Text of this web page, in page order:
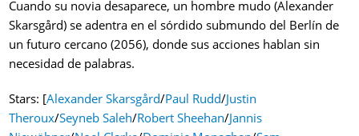
Cuando su novia desaparece, un hombre mudo (Alexander
Skarsgård) se adentra en el sórdido submundo del Berlín de
un futuro cercano (2056), donde sus acciones hablan sin
necesidad de palabras.
Stars: [Alexander Skarsgård/Paul Rudd/Justin
Theroux/Seyneb Saleh/Robert Sheehan/Jannis